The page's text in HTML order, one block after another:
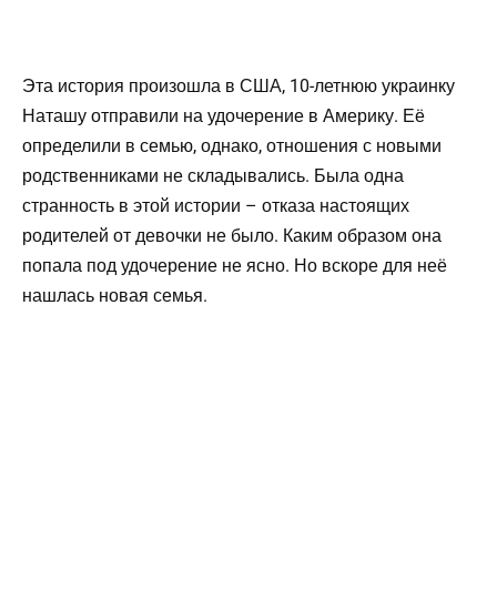
Эта история произошла в США, 10-летнюю украинку
Наташу отправили на удочерение в Америку. Её
определили в семью, однако, отношения с новыми
родственниками не складывались. Была одна
странность в этой истории – отказа настоящих
родителей от девочки не было. Каким образом она
попала под удочерение не ясно. Но вскоре для неё
нашлась новая семья.